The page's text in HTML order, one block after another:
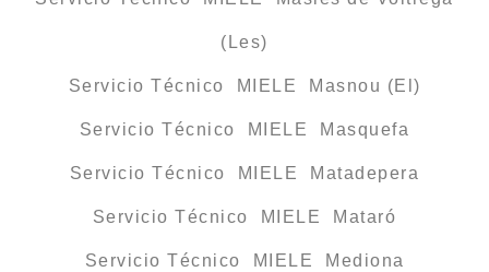
(Les)
Servicio Técnico MIELE Masnou (El)
Servicio Técnico MIELE Masquefa
Servicio Técnico MIELE Matadepera
Servicio Técnico MIELE Mataró
Servicio Técnico MIELE Mediona